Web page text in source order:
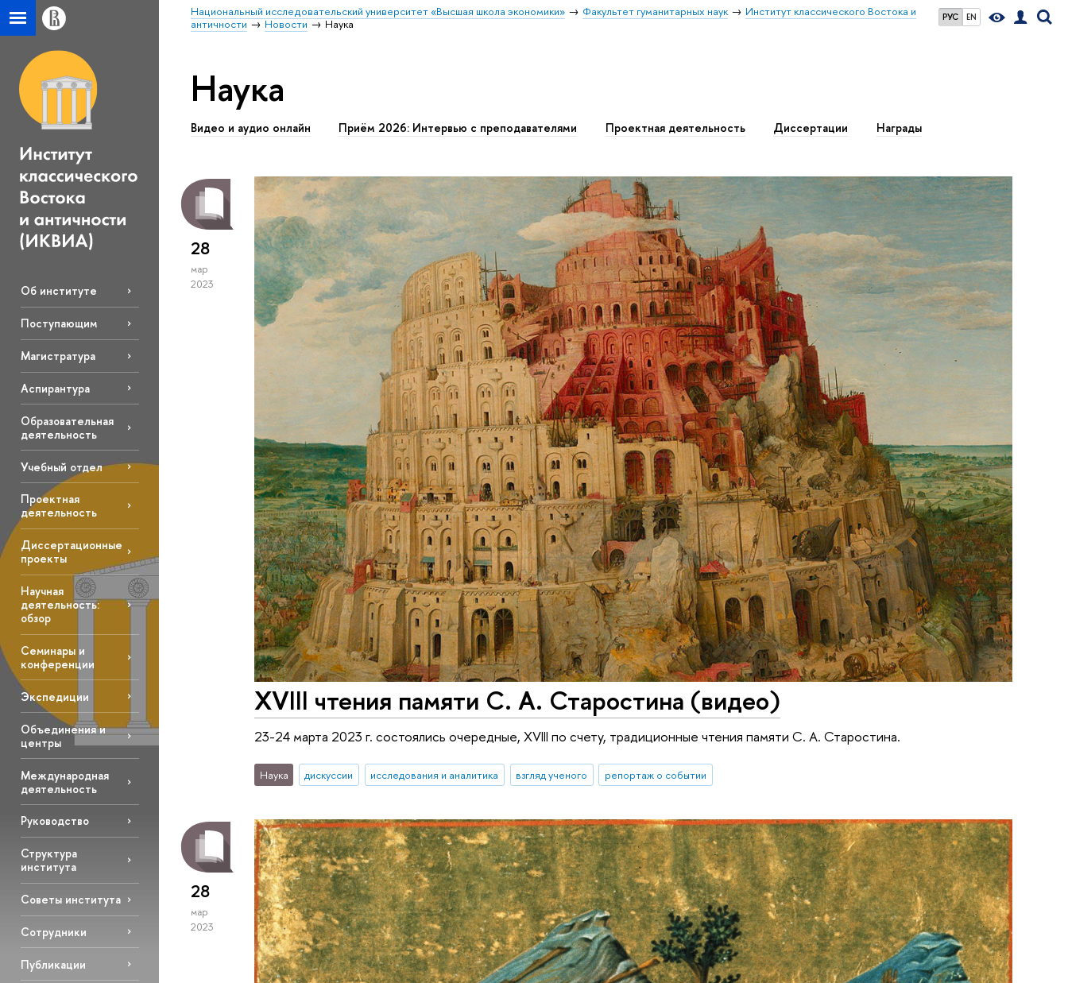
РУС EN
Национальный исследовательский университет «Высшая школа экономики» Факультет гуманитарных наук
Институт классического Востока и
античности
Новости Наука
Об институте
Поступающим
Магистратура
Аспирантура
Образовательная
деятельность
Учебный отдел
Проектная
деятельность
Диссертационные
проекты
Научная
деятельность:
обзор
Семинары и
конференции
Экспедиции
Объединения и
центры
Международная
деятельность
Руководство
Структура
института
Советы института
Сотрудники
Публикации
Наука
Видео и аудио онлайн Приём 2026: Интервью с преподавателями Проектная деятельность Диссертации Награды
28
мар
2023
XVIII чтения памяти С. А. Старостина (видео)
23-24 марта 2023 г. состоялись очередные, XVIII по счету, традиционные чтения памяти С. А. Старостина.
Наука дискуссии исследования и аналитика взгляд ученого репортаж о событии
28
мар
2023